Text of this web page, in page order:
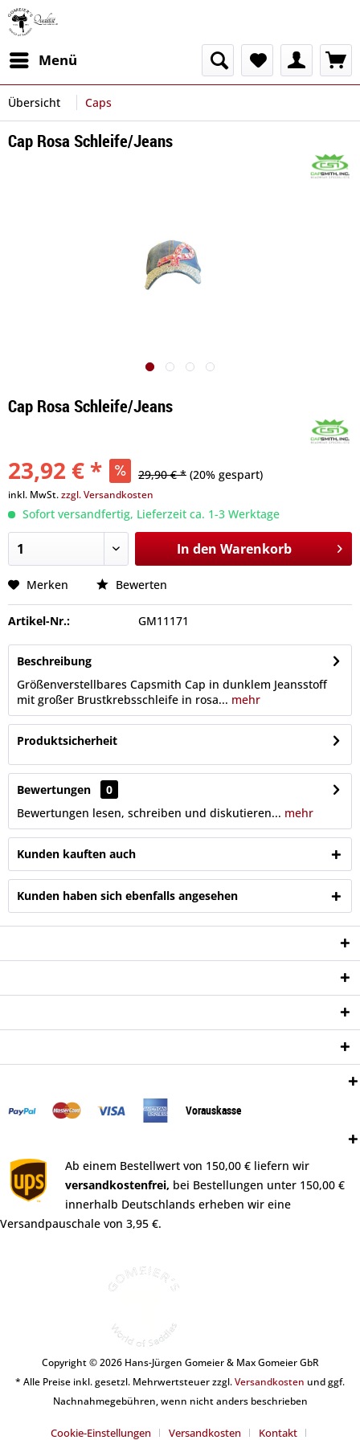
Menü
Übersicht Caps
Cap Rosa Schleife/Jeans
Cap Rosa Schleife/Jeans
23,92 € * 29,90 € * (20% gespart)
inkl. MwSt.zzgl. Versandkosten
Sofort versandfertig, Lieferzeit ca. 1-3 Werktage
In den Warenkorb
Merken Bewerten
Artikel-Nr.: GM11171
Beschreibung
Größenverstellbares Capsmith Cap in dunklem Jeansstoff
mit großer Brustkrebsschleife in rosa... mehr
Produktsicherheit
Bewertungen
0
Bewertungen lesen, schreiben und diskutieren... mehr
Kunden kauften auch
Kunden haben sich ebenfalls angesehen
Vorauskasse
Ab einem Bestellwert von 150,00 € liefern wir
versandkostenfrei, bei Bestellungen unter 150,00 €
innerhalb Deutschlands erheben wir eine
Versandpauschale von 3,95 €.
Copyright © 2026 Hans-Jürgen Gomeier & Max Gomeier GbR
* Alle Preise inkl. gesetzl. Mehrwertsteuer zzgl.Versandkosten und ggf.
Nachnahmegebühren, wenn nicht anders beschrieben
Cookie-Einstellungen Versandkosten Kontakt